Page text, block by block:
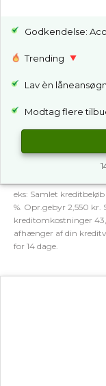
Godkendelse:
Trending
Lav èn
Modtag flere
eks: Samlet
%. Opr.gebyr 2,550 kr.
kreditomkostninger
afhænger af din
for 14 dage.